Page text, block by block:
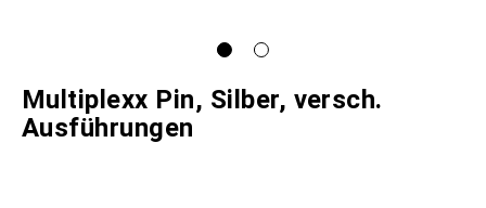
Multiplexx Pin, Silber, versch.
Ausführungen